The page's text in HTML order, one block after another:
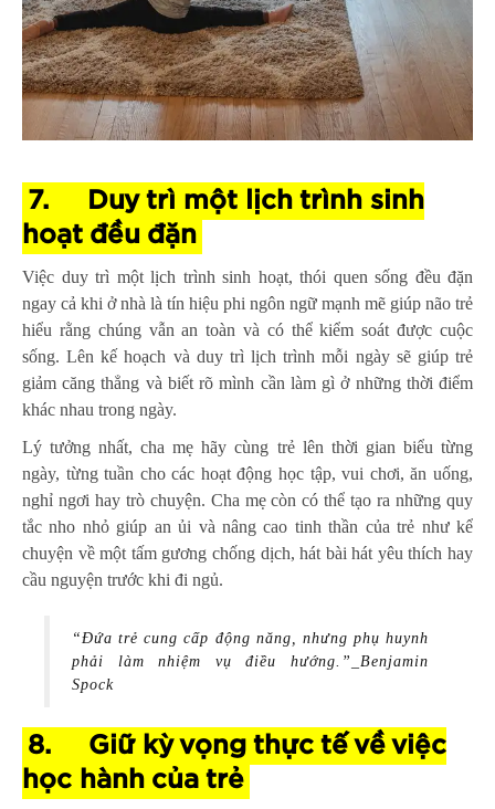
7.
Duy trì một lịch trình sinh
hoạt đều đặn
Việc duy trì một lịch trình sinh hoạt, thói quen sống đều đặn
ngay cả khi ở nhà là tín hiệu phi ngôn ngữ mạnh mẽ giúp não trẻ
hiểu rằng chúng vẫn an toàn và có thể kiểm soát được cuộc
sống. Lên kế hoạch và duy trì lịch trình mỗi ngày sẽ giúp trẻ
giảm căng thẳng và biết rõ mình cần làm gì ở những thời điểm
khác nhau trong ngày.
Lý tưởng nhất, cha mẹ hãy cùng trẻ lên thời gian biểu từng
ngày, từng tuần cho các hoạt động học tập, vui chơi, ăn uống,
nghỉ ngơi hay trò chuyện. Cha mẹ còn có thể tạo ra những quy
tắc nho nhỏ giúp an ủi và nâng cao tinh thần của trẻ như kể
chuyện về một tấm gương chống dịch, hát bài hát yêu thích hay
cầu nguyện trước khi đi ngủ.
“Đứa trẻ cung cấp động năng, nhưng phụ huynh
phải làm nhiệm vụ điều hướng.”_ Benjamin
Spock
8.
Giữ kỳ vọng thực tế về việc
học hành của trẻ